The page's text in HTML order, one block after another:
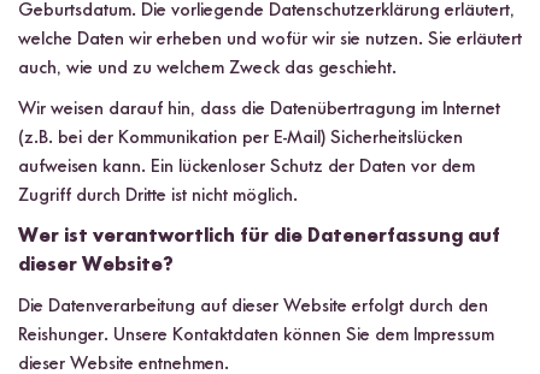
Geburtsdatum. Die vorliegende Datenschutzerklärung erläutert,
welche Daten wir erheben und wofür wir sie nutzen. Sie erläutert
auch, wie und zu welchem Zweck das geschieht.
Wir weisen darauf hin, dass die Datenübertragung im Internet
(z.B. bei der Kommunikation per E-Mail) Sicherheitslücken
aufweisen kann. Ein lückenloser Schutz der Daten vor dem
Zugriff durch Dritte ist nicht möglich.
Wer ist verantwortlich für die Datenerfassung auf
dieser Website?
Die Datenverarbeitung auf dieser Website erfolgt durch den
Reishunger. Unsere Kontaktdaten können Sie dem Impressum
dieser Website entnehmen.